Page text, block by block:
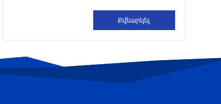
Հայաստանի երկաթուղիների
կոնցեսիոն կառավարումը. Օվերչուկ
10 ժամ առաջ
Հայաստանի բնակչության թիվը շուրջ